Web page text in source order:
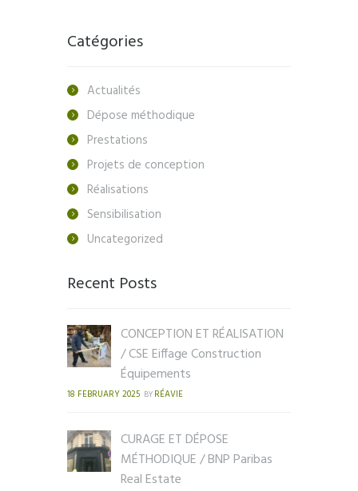
Catégories
Actualités
Dépose méthodique
Prestations
Projets de conception
Réalisations
Sensibilisation
Uncategorized
Recent Posts
CONCEPTION ET RÉALISATION
/ CSE Eiffage Construction
Équipements
18 FEBRUARY 2025 BY RÉAVIE
CURAGE ET DÉPOSE
MÉTHODIQUE / BNP Paribas
Real Estate